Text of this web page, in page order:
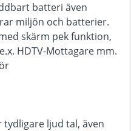
batteri även
miljön och batterier.
skärm pek funktion,
HDTV-Mottagare mm.
tydligare ljud tal, även